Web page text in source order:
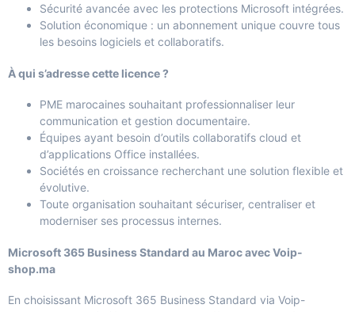
Sécurité avancée avec les protections Microsoft intégrées.
Solution économique : un abonnement unique couvre tous
les besoins logiciels et collaboratifs.
À qui s’adresse cette licence ?
PME marocaines souhaitant professionnaliser leur
communication et gestion documentaire.
Équipes ayant besoin d’outils collaboratifs cloud et
d’applications Office installées.
Sociétés en croissance recherchant une solution flexible et
évolutive.
Toute organisation souhaitant sécuriser, centraliser et
moderniser ses processus internes.
Microsoft 365 Business Standard au Maroc avec Voip-
shop.ma
En choisissant Microsoft 365 Business Standard via Voip-